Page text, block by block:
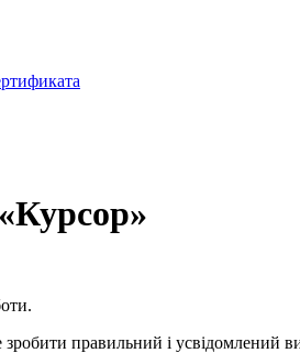
правильний і усвідомлений